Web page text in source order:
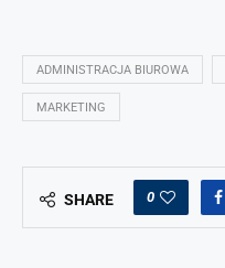
ADMINISTRACJA BIUROWA
MARKETING
SHARE 0